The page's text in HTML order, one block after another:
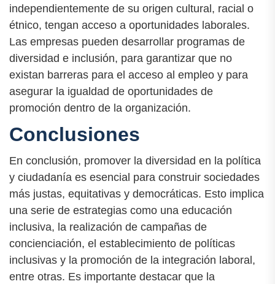
independientemente de su origen cultural, racial o
étnico, tengan acceso a oportunidades laborales.
Las empresas pueden desarrollar programas de
diversidad e inclusión, para garantizar que no
existan barreras para el acceso al empleo y para
asegurar la igualdad de oportunidades de
promoción dentro de la organización.
Conclusiones
En conclusión, promover la diversidad en la política
y ciudadanía es esencial para construir sociedades
más justas, equitativas y democráticas. Esto implica
una serie de estrategias como una educación
inclusiva, la realización de campañas de
concienciación, el establecimiento de políticas
inclusivas y la promoción de la integración laboral,
entre otras. Es importante destacar que la